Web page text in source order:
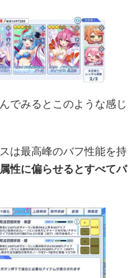
でみるとこのような感じ
は最高峰のバフ性能を持
性に偏らせるとすべてバ